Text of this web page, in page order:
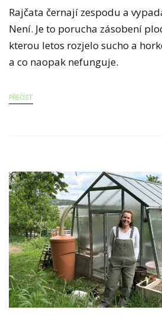
Rajčata černají zespodu a
Není. Je to porucha zásobení
kterou letos rozjelo sucho a
a co naopak nefunguje.
PŘEČÍST